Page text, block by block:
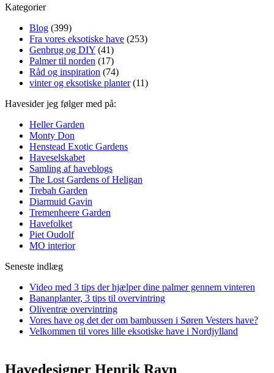
Kategorier
Blog (399)
Fra vores eksotiske have (253)
Genbrug og DIY (41)
Palmer til norden (17)
Råd og inspiration (74)
vinter og eksotiske planter(11)
Havesider jeg følger med på:
Heller Garden
Monty Don
Henstead Exotic Gardens
Haveselskabet
Samling af haveblogs
The Lost Gardens of Heligan
Trebah Garden
Diarmuid Gavin
Tremenheere Garden
Havefolket
Piet Oudolf
MO interior
Seneste indlæg
Video med 3 tips der hjælper dine palmer gennem vinteren
Bananplanter, 3 tips til overvintring
Oliventræ overvintring
Vores have og det der om bambussen i Søren Vesters have?
Velkommen til vores lille eksotiske have i Nordjylland
Havedesigner Henrik Ravn